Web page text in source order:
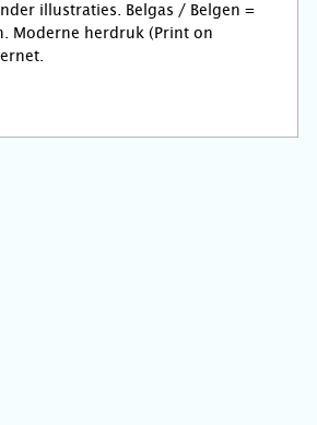
illustraties. Belgas / Belgen =
Moderne herdruk (Print on